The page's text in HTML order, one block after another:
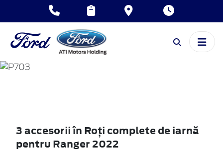
RANGER
3 accesorii în Roţi complete de iarnă
pentru Ranger 2022